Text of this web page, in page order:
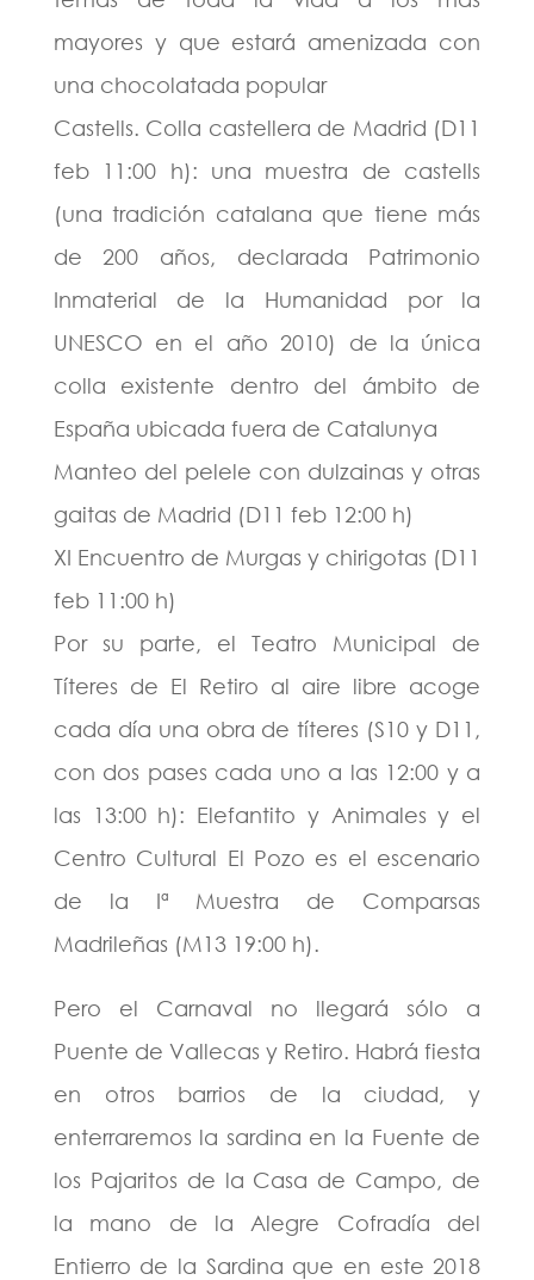
mayores y que estará amenizada con
una chocolatada popular
Castells. Colla castellera de Madrid (D11
feb 11:00 h): una muestra de castells
(una tradición catalana que tiene más
de 200 años, declarada Patrimonio
Inmaterial de la Humanidad por la
UNESCO en el año 2010) de la única
colla existente dentro del ámbito de
España ubicada fuera de Catalunya
Manteo del pelele con dulzainas y otras
gaitas de Madrid (D11 feb 12:00 h)
XI Encuentro de Murgas y chirigotas (D11
feb 11:00 h)
Por su parte, el Teatro Municipal de
Títeres de El Retiro al aire libre acoge
cada día una obra de títeres (S10 y D11,
con dos pases cada uno a las 12:00 y a
las 13:00 h): Elefantito y Animales y el
Centro Cultural El Pozo es el escenario
de la Iª Muestra de Comparsas
Madrileñas (M13 19:00 h).
Pero el Carnaval no llegará sólo a
Puente de Vallecas y Retiro. Habrá fiesta
en otros barrios de la ciudad, y
enterraremos la sardina en la Fuente de
los Pajaritos de la Casa de Campo, de
la mano de la Alegre Cofradía del
Entierro de la Sardina que en este 2018